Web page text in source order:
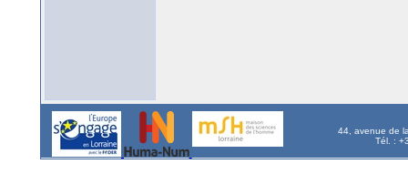
44, avenue de
Tél. :